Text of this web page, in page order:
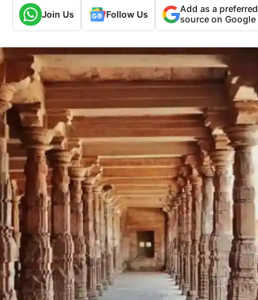
Join Us Follow Us
Add as a preferred
source on Google